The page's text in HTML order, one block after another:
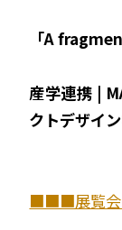
「A
産学連携 |
クトデザイ
■■■展覧会